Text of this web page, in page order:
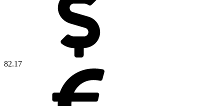
82.17